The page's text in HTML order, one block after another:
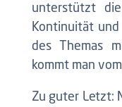
unterstützt
Kontinuität
des Themas
kommt man
Zu guter Letzt: